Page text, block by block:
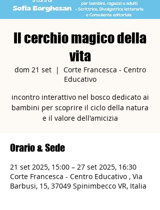
Il cerchio magico della
vita
dom 21 set
  |
Corte Francesca - Centro
Educativo
incontro interattivo nel bosco dedicato ai
bambini per scoprire il ciclo della natura
e il valore dell'amicizia
Orario & Sede
21 set 2025, 15:00 – 27 set 2025, 16:30
Corte Francesca - Centro Educativo , Via
Barbusi, 15, 37049 Spinimbecco VR, Italia